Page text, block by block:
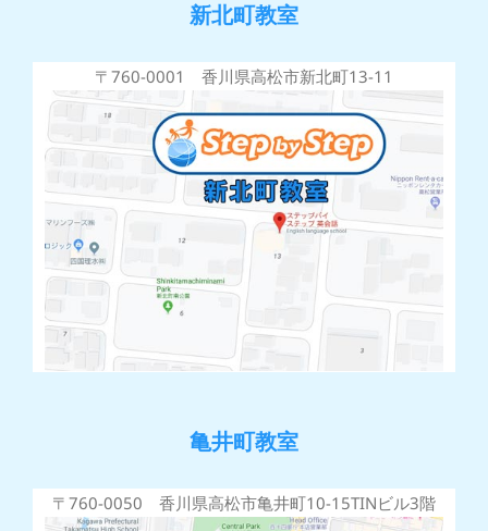
新北町教室
〒760-0001 香川県高松市新北町13-11
亀井町教室
〒760-0050 香川県高松市亀井町10-15TINビル3階